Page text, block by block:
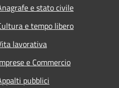
e stato civile
e tempo libero
lavorativa
e Commercio
pubblici